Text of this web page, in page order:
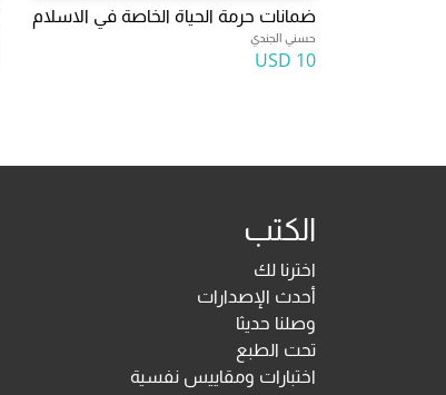
ضمانات حرمة الحياة الخاصة في الاسلام
حسني الجندي
10 USD
الكتب
اخترنا لك
أحدث الإصدارات
وصلنا حديثا
تحت الطبع
اختبارات ومقاييس نفسية